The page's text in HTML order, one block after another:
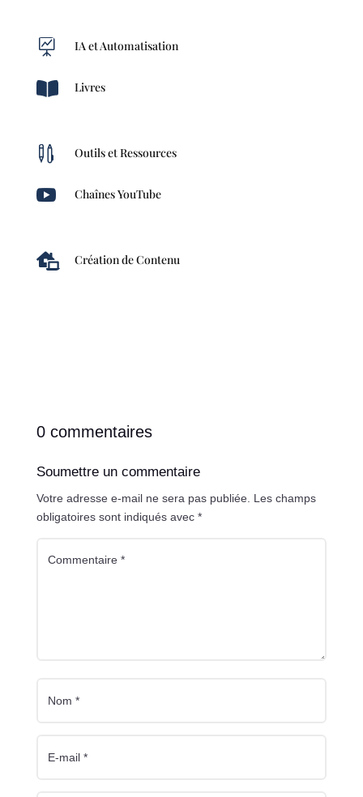
 IA et Automatisation
 Livres
 Outils et Ressources
 Chaînes YouTube
 Création de Contenu
0 commentaires
Soumettre un commentaire
Votre adresse e-mail ne sera pas publiée. Les champs
obligatoires sont indiqués avec *